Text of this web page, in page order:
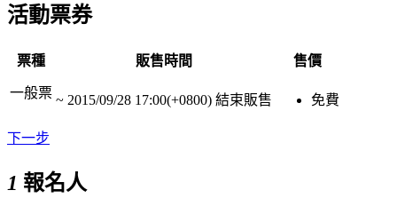
活動票券
票種 販售時間 售價
一般票 ~ 2015/09/28 17:00(+0800) 結束販售 免費
下一步
1 報名人